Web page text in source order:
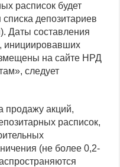
расписок будет
депозитариев
Даты составления
инициировавших
на сайте НРД
следует
продажу акций,
расписок,
(не более 0,2-